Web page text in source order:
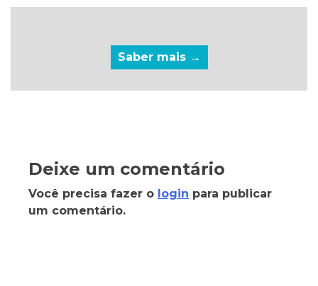
Saber mais →
Deixe um comentário
Você precisa fazer o login para publicar
um comentário.